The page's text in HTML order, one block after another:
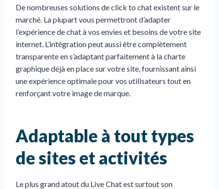
De nombreuses solutions de click to chat existent sur le
marché. La plupart vous permettront d’adapter
l’expérience de chat à vos envies et besoins de votre site
internet. L’intégration peut aussi être complètement
transparente en s’adaptant parfaitement à la charte
graphique déjà en place sur votre site, fournissant ainsi
une expérience optimale pour vos utilisateurs tout en
renforçant votre image de marque.
Adaptable à tout types
de sites et activités
Le plus grand atout du Live Chat est surtout son